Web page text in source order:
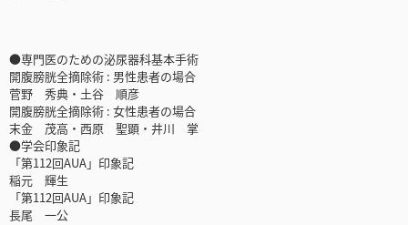
●専門医のための泌尿器科基本手術
開腹膀胱全摘除術 : 男性患者の場合
菅野 秀典・土谷 順彦
開腹膀胱全摘除術 : 女性患者の場合
末金 茂高・西原 聖顕・井川 掌
●学会印象記
「第112回AUA」印象記
稲元 輝生
「第112回AUA」印象記
長尾 一公